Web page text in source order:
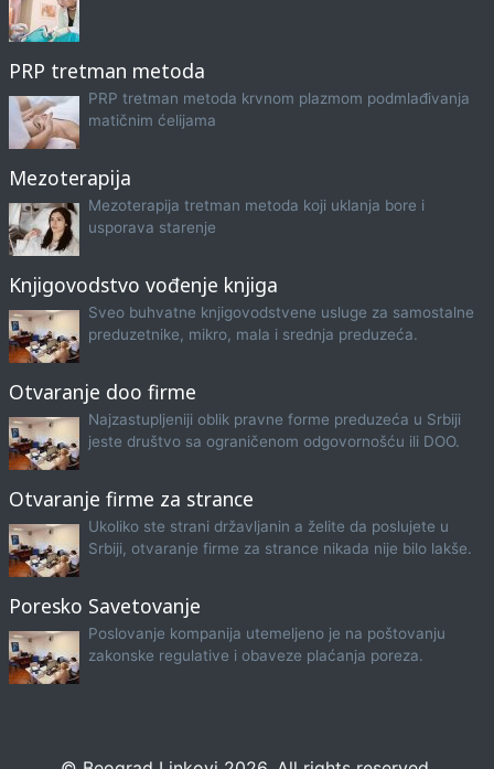
PRP tretman metoda
PRP tretman metoda krvnom plazmom podmlađivanja
matičnim ćelijama
Mezoterapija
Mezoterapija tretman metoda koji uklanja bore i
usporava starenje
Knjigovodstvo vođenje knjiga
Sveo buhvatne knjigovodstvene usluge za samostalne
preduzetnike, mikro, mala i srednja preduzeća.
Otvaranje doo firme
Najzastupljeniji oblik pravne forme preduzeća u Srbiji
jeste društvo sa ograničenom odgovornošću ili DOO.
Otvaranje firme za strance
Ukoliko ste strani državljanin a želite da poslujete u
Srbiji, otvaranje firme za strance nikada nije bilo lakše.
Poresko Savetovanje
Poslovanje kompanija utemeljeno je na poštovanju
zakonske regulative i obaveze plaćanja poreza.